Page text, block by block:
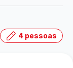
4 pessoas